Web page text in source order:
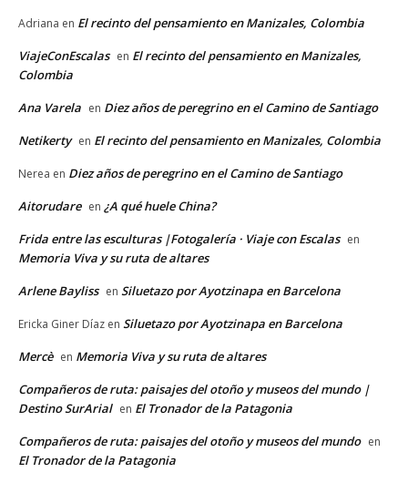
Adriana en El recinto del pensamiento en Manizales, Colombia
ViajeConEscalas en El recinto del pensamiento en Manizales,
Colombia
Ana Varela en Diez años de peregrino en el Camino de Santiago
Netikerty en El recinto del pensamiento en Manizales, Colombia
Nerea en Diez años de peregrino en el Camino de Santiago
Aitorudare en ¿A qué huele China?
Frida entre las esculturas |Fotogalería · Viaje con Escalas en
Memoria Viva y su ruta de altares
Arlene Bayliss en Siluetazo por Ayotzinapa en Barcelona
Ericka Giner Díaz en Siluetazo por Ayotzinapa en Barcelona
Mercè en Memoria Viva y su ruta de altares
Compañeros de ruta: paisajes del otoño y museos del mundo |
Destino SurArial en El Tronador de la Patagonia
Compañeros de ruta: paisajes del otoño y museos del mundo en
El Tronador de la Patagonia